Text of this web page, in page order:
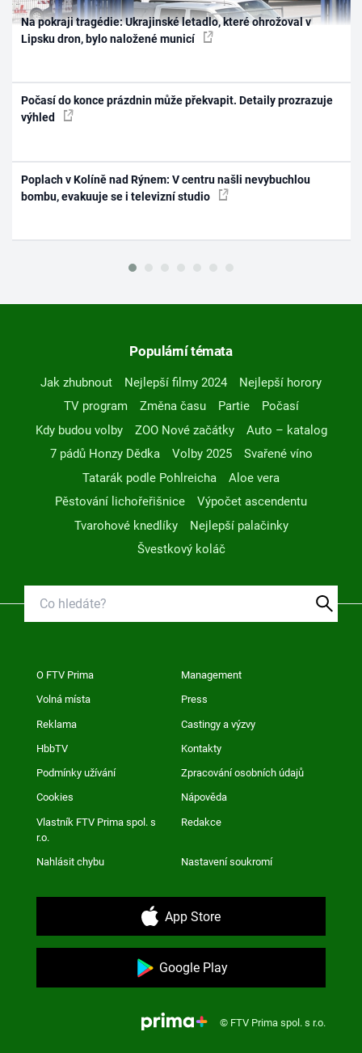
Na pokraji tragédie: Ukrajinské letadlo, které ohrožoval v
Lipsku dron, bylo naložené municí
Počasí do konce prázdnin může překvapit. Detaily prozrazuje
výhled
Poplach v Kolíně nad Rýnem: V centru našli nevybuchlou
bombu, evakuuje se i televizní studio
Populární témata
Jak zhubnout Nejlepší filmy 2024
Nejlepší horory
TV program
Změna času Partie
Počasí
Kdy budou volby
ZOO Nové začátky
Auto – katalog
7 pádů Honzy Dědka
Volby 2025
Svařené víno
Tatarák podle Pohlreicha
Aloe vera
Pěstování lichořeřišnice
Výpočet ascendentu
Tvarohové knedlíky
Nejlepší palačinky
Švestkový koláč
O FTV Prima Management
Volná místa Press
Reklama Castingy a výzvy
HbbTV Kontakty
Podmínky užívání Zpracování osobních údajů
Cookies Nápověda
Vlastník FTV Prima spol. s
r.o.
Redakce
Nahlásit chybu Nastavení soukromí
App Store
Google Play
© FTV Prima spol. s r.o.